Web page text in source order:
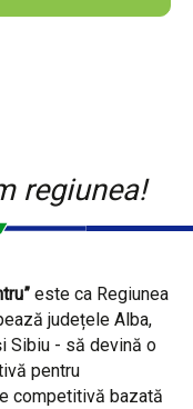
regiunea!
este ca Regiunea
județele Alba,
Sibiu - să devină o
pentru
competitivă bazată